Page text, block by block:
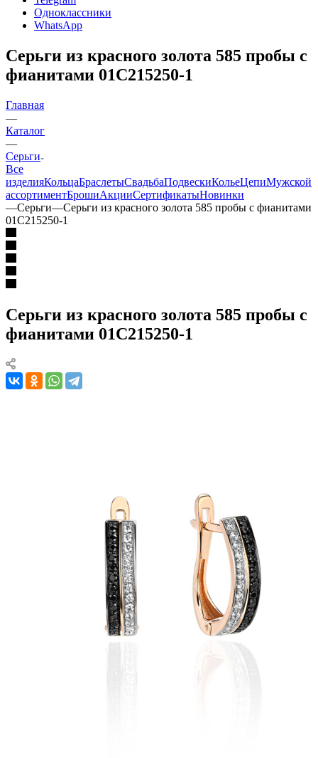
Одноклассники
WhatsApp
Серьги из красного золота 585 пробы с
фианитами 01С215250-1
Главная
—
Каталог
—
Серьги
Все
изделияКольцаБраслетыСвадьбаПодвескиКольеЦепиМужской
ассортиментБрошиАкцииСертификатыНовинки
—Серьги—Серьги из красного золота 585 пробы с фианитами
01С215250-1
Серьги из красного золота 585 пробы с
фианитами 01С215250-1